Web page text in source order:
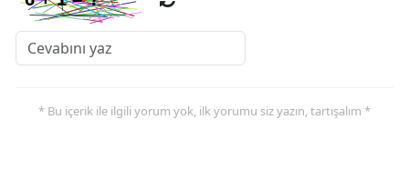
* Bu içerik ile ilgili yorum yok, ilk yorumu siz yazın, tartışalım *